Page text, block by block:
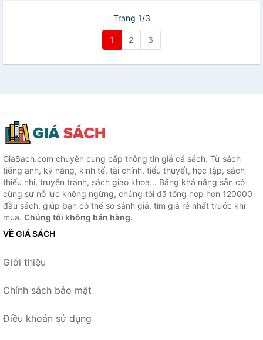
Trang 1/3
1 2 3
GiaSach.com chuyên cung cấp thông tin giá cả sách. Từ sách
tiếng anh, kỹ năng, kinh tế, tài chính, tiểu thuyết, học tập, sách
thiếu nhi, truyện tranh, sách giao khoa... Bằng khả năng sẵn có
cùng sự nỗ lực không ngừng, chúng tôi đã tổng hợp hơn 120000
đầu sách, giúp bạn có thể so sánh giá, tìm giá rẻ nhất trước khi
mua. Chúng tôi không bán hàng.
VỀ GIÁ SÁCH
Giới thiệu
Chính sách bảo mật
Điều khoản sử dụng